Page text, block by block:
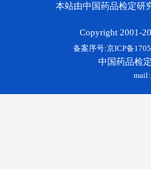
本站由中国药品检定研
Copyright 2001-
备案序号:京ICP备
中国药品检